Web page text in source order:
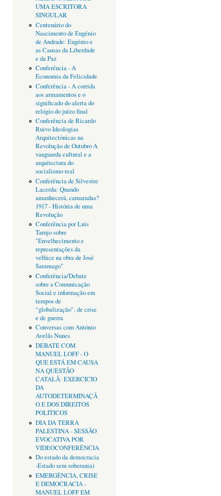
UMA ESCRITORA
SINGULAR
Centenário do
Nascimento de Eugénio
de Andrade: Eugénio e
as Causas da Liberdade
e da Paz
Conferência - A
Economia da Felicidade
Conferência - A corrida
aos armamentos e o
significado do alerta do
relógio do juízo final
Conferência de Ricardo
Ruivo Ideologias
Arquitectónicas na
Revolução de Outubro A
vanguarda cultural e a
arquitectura do
socialismo real
Conferência de Silvestre
Lacerda: Quando
amanhecerá, camaradas?
1917 - História de uma
Revolução
Conferência por Luís
Tarujo sobre
"Envelhecimento e
representações da
velhice na obra de José
Saramago"
Conferência/Debate
sobre a Comunicação
Social e informação em
tempos de
“globalização”, de crise
e de guerra
Conversas com António
Avelãs Nunes
DEBATE COM
MANUEL LOFF - O
QUE ESTÁ EM CAUSA
NA QUESTÃO
CATALÃ: EXERCÍCIO
DA
AUTODETERMINAÇÃ
O E DOS DIREITOS
POLÍTICOS
DIA DA TERRA
PALESTINA - SESSÃO
EVOCATIVA POR
VIDEOCONFERÊNCIA
Do estado da democracia
-Estado sem soberania)
EMERGÊNCIA, CRISE
E DEMOCRACIA -
MANUEL LOFF EM